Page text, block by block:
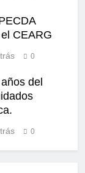
CEARG
0
del
0